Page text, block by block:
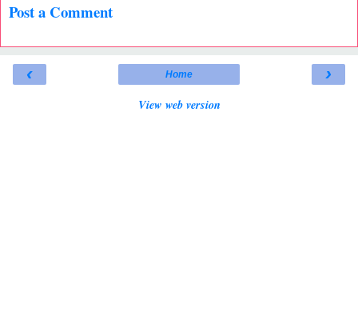
Post a Comment
‹ ›
Home
View web version